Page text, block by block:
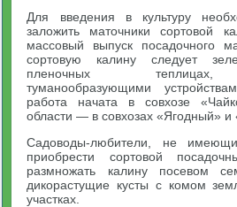
Для введения в культуру
заложить маточники сортовой
массовый выпуск посадочного
сортовую калину следует
пленочных теплицах,
туманообразующими
работа начата в совхозе
области — в совхозах «Ягодный» и
Садоводы-любители, не
приобрести сортовой
размножать калину посевом
дикорастущие кусты с комом
участках.